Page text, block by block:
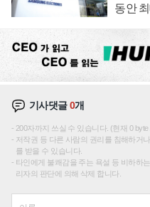
동안
기사댓글0개
200자까지 쓰실 수 있습니다. (현재 0 byte
저작권 등 다른 사람의 권리를 침해하거
를 받을 수 있습니다.
타인에게 불쾌감을 주는 욕설 등 비하하
리자의 판단에 의해 삭제 합니다.